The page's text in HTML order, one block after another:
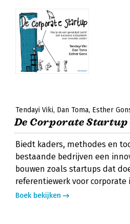
Tendayi Viki Dan Toma Esther
De Corporate
Biedt kaders, methodes en
bestaande bedrijven een
bouwen zoals startups dat
referentiewerk voor corporate
Boek bekijken